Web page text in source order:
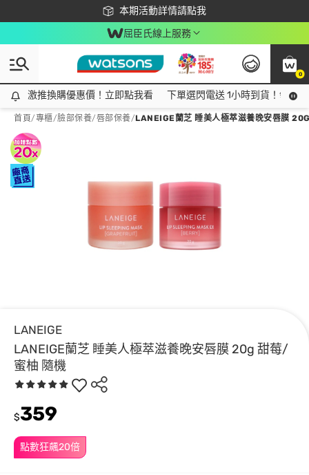
本期活動詳情請點我
下載app最高回饋$350
屈臣氏線上服務
0
激推換購優惠價！立即點我看
激推換購優惠價！立即點我看 下單選閃電送 1小時到貨！領神
首頁/專櫃/臉部保養/唇部保養/LANEIGE蘭芝 睡美人極萃滋養晚安唇膜
LANEIGE
LANEIGE蘭芝 睡美人極萃滋養晚安唇膜 20g 甜莓/
蜜柚 隨機
點數狂飆20倍
$359